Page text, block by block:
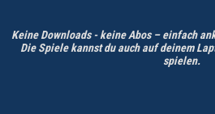
Keine Downloads - keine Abos – einfach
Die Spiele kannst du auch auf deinem
spielen.